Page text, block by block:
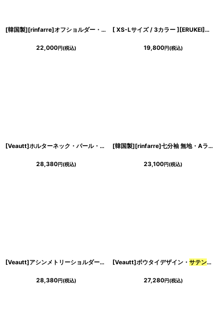
[韓国製][rinfarre]オフショルダー・フリル・飾りボタン・ジャガード・ サテン
22,000円(税込)
[ XS-Lサイズ / 3カラー ][ERUKEI]パフスリーブ・
19,800円(税込)
[Veautt]ホルターネック・パール・リボン・スカーフ・タック・ サテン ・タイ
28,380円(税込)
[韓国製][rinfarre]七分袖 無地・Aライン・Vネック・フロントタック・マット
23,100円(税込)
[Veautt]アシンメトリーショルダー・ サテン・ サイドファスナー・ ミディア
28,380円(税込)
[Veautt]ボウタイデザイン・ サテン・
27,280円(税込)